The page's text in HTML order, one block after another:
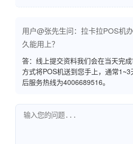
用户@张先生问：拉卡拉POS机
久能用上？
答：线上提交资料我们会在当天完
方式将POS机送到您手上，通常
后服务热线为4006689516。